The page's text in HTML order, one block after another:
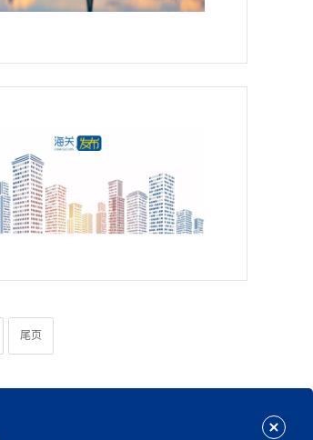
尾页